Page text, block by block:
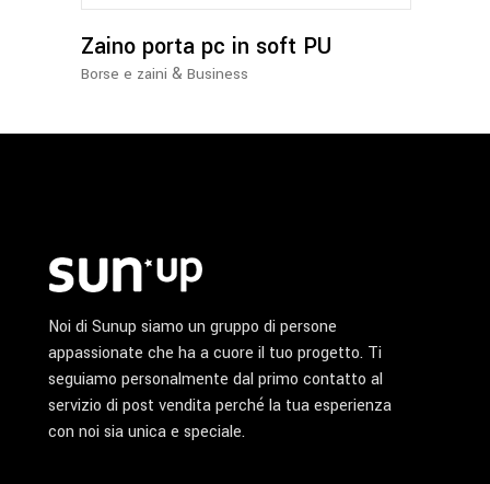
opzioni
possono
essere
Zaino porta pc in soft PU
Borse e zaini & Business
Noi di Sunup siamo un gruppo di persone
appassionate che ha a cuore il tuo progetto. Ti
seguiamo personalmente dal primo contatto al
servizio di post vendita perché la tua esperienza
con noi sia unica e speciale.